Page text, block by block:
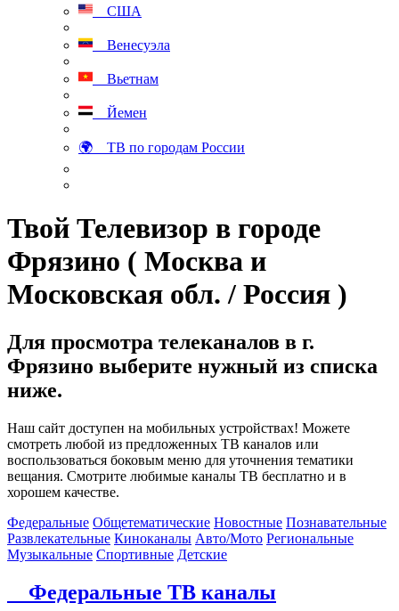
США
Венесуэла
Вьетнам
Йемен
🌍 ТВ по городам России
Твой Телевизор в городе
Фрязино ( Москва и
Московская обл. / Россия )
Для просмотра телеканалов в г.
Фрязино выберите нужный из списка
ниже.
Наш сайт доступен на мобильных устройствах! Можете
смотреть любой из предложенных ТВ каналов или
воспользоваться боковым меню для уточнения тематики
вещания. Смотрите любимые каналы ТВ бесплатно и в
хорошем качестве.
Федеральные Общетематические Новостные Познавательные
Развлекательные Киноканалы Авто/Мото Региональные
Музыкальные Спортивные Детские
Федеральные ТВ каналы